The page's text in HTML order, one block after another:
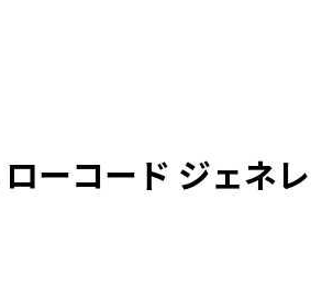
ーコード ジェネ